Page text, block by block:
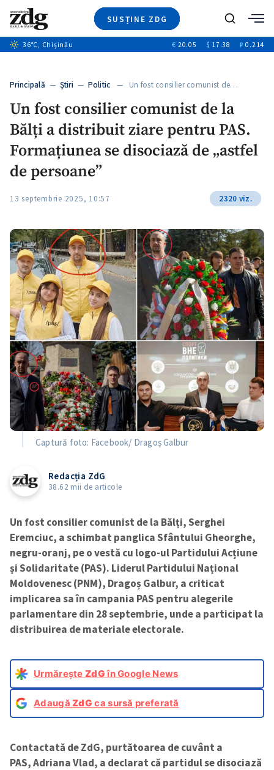
SUSȚINE ZDG
Ştiri
+10
Video
Special
Blog
ZdGust
Caută
36°C, Chișinău € 20.05 $ 17.38 ₽ 0.214
Principală — Ştiri — Politic — Un fost consilier comunist de…
Un fost consilier comunist de la
Bălți a distribuit ziare pentru PAS.
Formațiunea se disociază de „astfel
de persoane”
13 septembrie 2025, 10:57 2320 viz.
Captură foto: Facebook/ Dragoș Galbur
Redacția ZdG
38.62 mii de articole
Un fost consilier comunist de la Bălți, Serghei
Eremciuc, a schimbat panglica Sfântului Gheorghe,
negru-oranj, pe o vestă cu logo-ul Partidului Acțiune
și Solidaritate (PAS). Liderul Partidului Național
Moldovenesc (PNM), Dragoș Galbur, a criticat
implicarea sa în campania PAS pentru alegerile
parlamentare din 28 septembrie, unde a participat la
distribuirea de materiale electorale.
Urmărește ZdGîn Google News
AdaugăZdG ca sursă preferată
Contactată de ZdG, purtătoarea de cuvânt a
PAS, Adriana Vlad, a declarat că partidul se disociază